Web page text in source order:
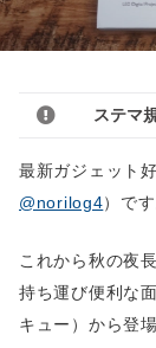
ステマ
最新ガジェット
@norilog4）です
これから秋の夜
持ち運び便利な
キュー）から登